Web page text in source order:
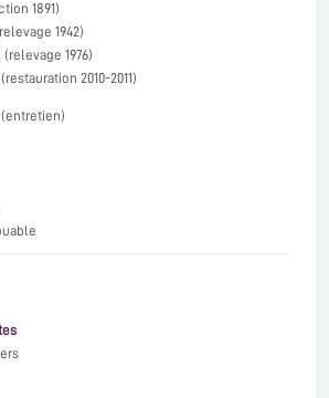
1891)
1942)
(relevage 1976)
(restauration 2010-2011)